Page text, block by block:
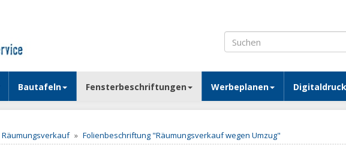
Bautafeln Fensterbeschriftungen Werbeplanen
Räumungsverkauf Folienbeschriftung "Räumungsverkauf wegen Umzug"